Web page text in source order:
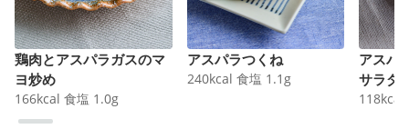
鶏肉とアスパラガスのマ
ヨ炒め
166kcal 食塩 1.0g
アスパラつくね
240kcal 食塩 1.1 g
アスパ
サラダ
118kcal